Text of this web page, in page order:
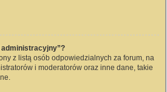
administracyjny”?
z listą osób odpowiedzialnych za forum, na
i moderatorów oraz inne dane, takie